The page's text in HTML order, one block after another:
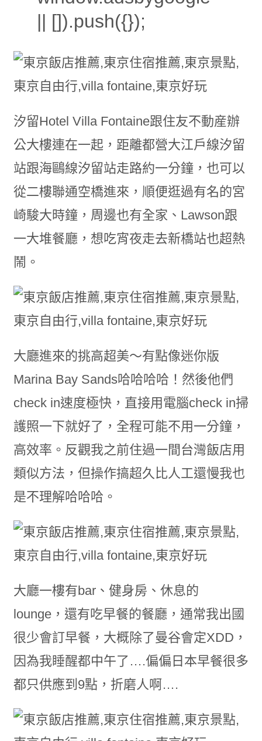
|| []).push({});
汐留Hotel Villa Fontaine跟住友不動産辦
公大樓連在一起，距離都營大江戶線汐留
站跟海鷗線汐留站走路約一分鐘，也可以
從二樓聯通空橋進來，順便逛過有名的宮
崎駿大時鐘，周邊也有全家、Lawson跟
一大堆餐廳，想吃宵夜走去新橋站也超熱
鬧。
大廳進來的挑高超美～有點像迷你版
Marina Bay Sands哈哈哈哈！然後他們
check in速度極快，直接用電腦check in掃
護照一下就好了，全程可能不用一分鐘，
高效率。反觀我之前住過一間台灣飯店用
類似方法，但操作搞超久比人工還慢我也
是不理解哈哈哈。
大廳一樓有bar、健身房、休息的
lounge，還有吃早餐的餐廳，通常我出國
很少會訂早餐，大概除了曼谷會定XDD，
因為我睡醒都中午了….偏偏日本早餐很多
都只供應到9點，折磨人啊….